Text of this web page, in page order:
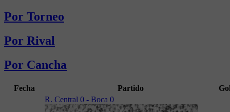
Por Torneo
Por Rival
Por Cancha
Fecha Partido
R. Central 0 - Boca 0